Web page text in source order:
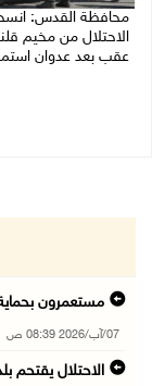
محافظة القدس:
الاحتلال من مخيم
عقب بعد عدوان
مستعمرون
07/آب/2026 08:39 ص
الاحتلال